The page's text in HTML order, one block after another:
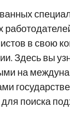
в свою
Здесь вы
на
поиска